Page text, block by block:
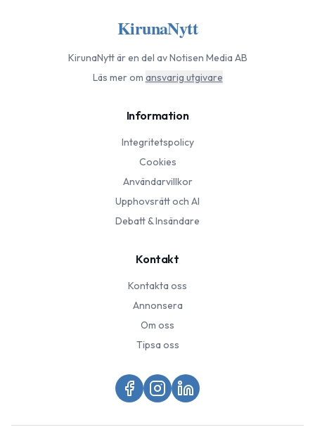
KirunaNytt
KirunaNyttär en del av Notisen Media AB
Läs mer om ansvarig utgivare
Information
Integritetspolicy
Cookies
Användarvillkor
Upphovsrätt och AI
Debatt & Insändare
Kontakt
Kontakta oss
Annonsera
Om oss
Tipsa oss